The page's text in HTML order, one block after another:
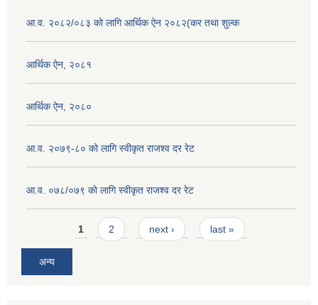
आ.व. २०८२/०८३ को लागि आर्थिक ऐन २०८२(कर तथा शुल्क
आर्थिक ऐन, २०८१
आर्थिक ऐन, २०८०
आ.व. २०७९-८० को लागि स्वीकृत राजश्व दर रेट
आ.व. ०७८/०७९ काे लागि स्वीकृत राजश्व दर रेट
Pages1 2 next › last »
अन्य